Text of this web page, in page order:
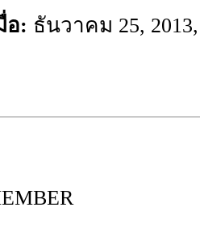
อ: ธันวาคม 25, 2013,